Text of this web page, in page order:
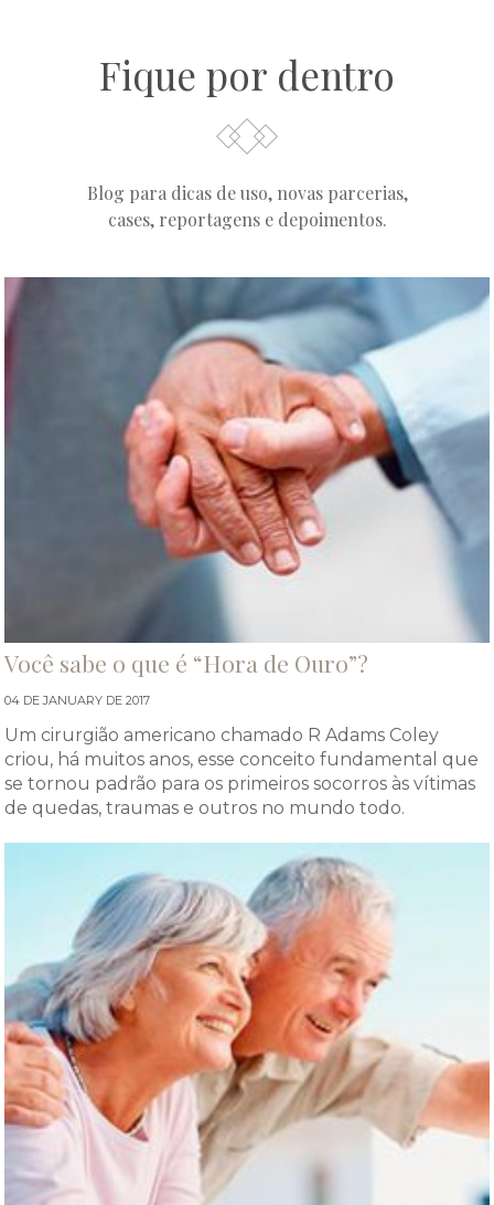
Fique por dentro
Blog para dicas de uso, novas parcerias,
cases, reportagens e depoimentos.
Você sabe o que é “Hora de Ouro”?
04 DE JANUARY DE 2017
Um cirurgião americano chamado R Adams Coley
criou, há muitos anos, esse conceito fundamental que
se tornou padrão para os primeiros socorros às vítimas
de quedas, traumas e outros no mundo todo.